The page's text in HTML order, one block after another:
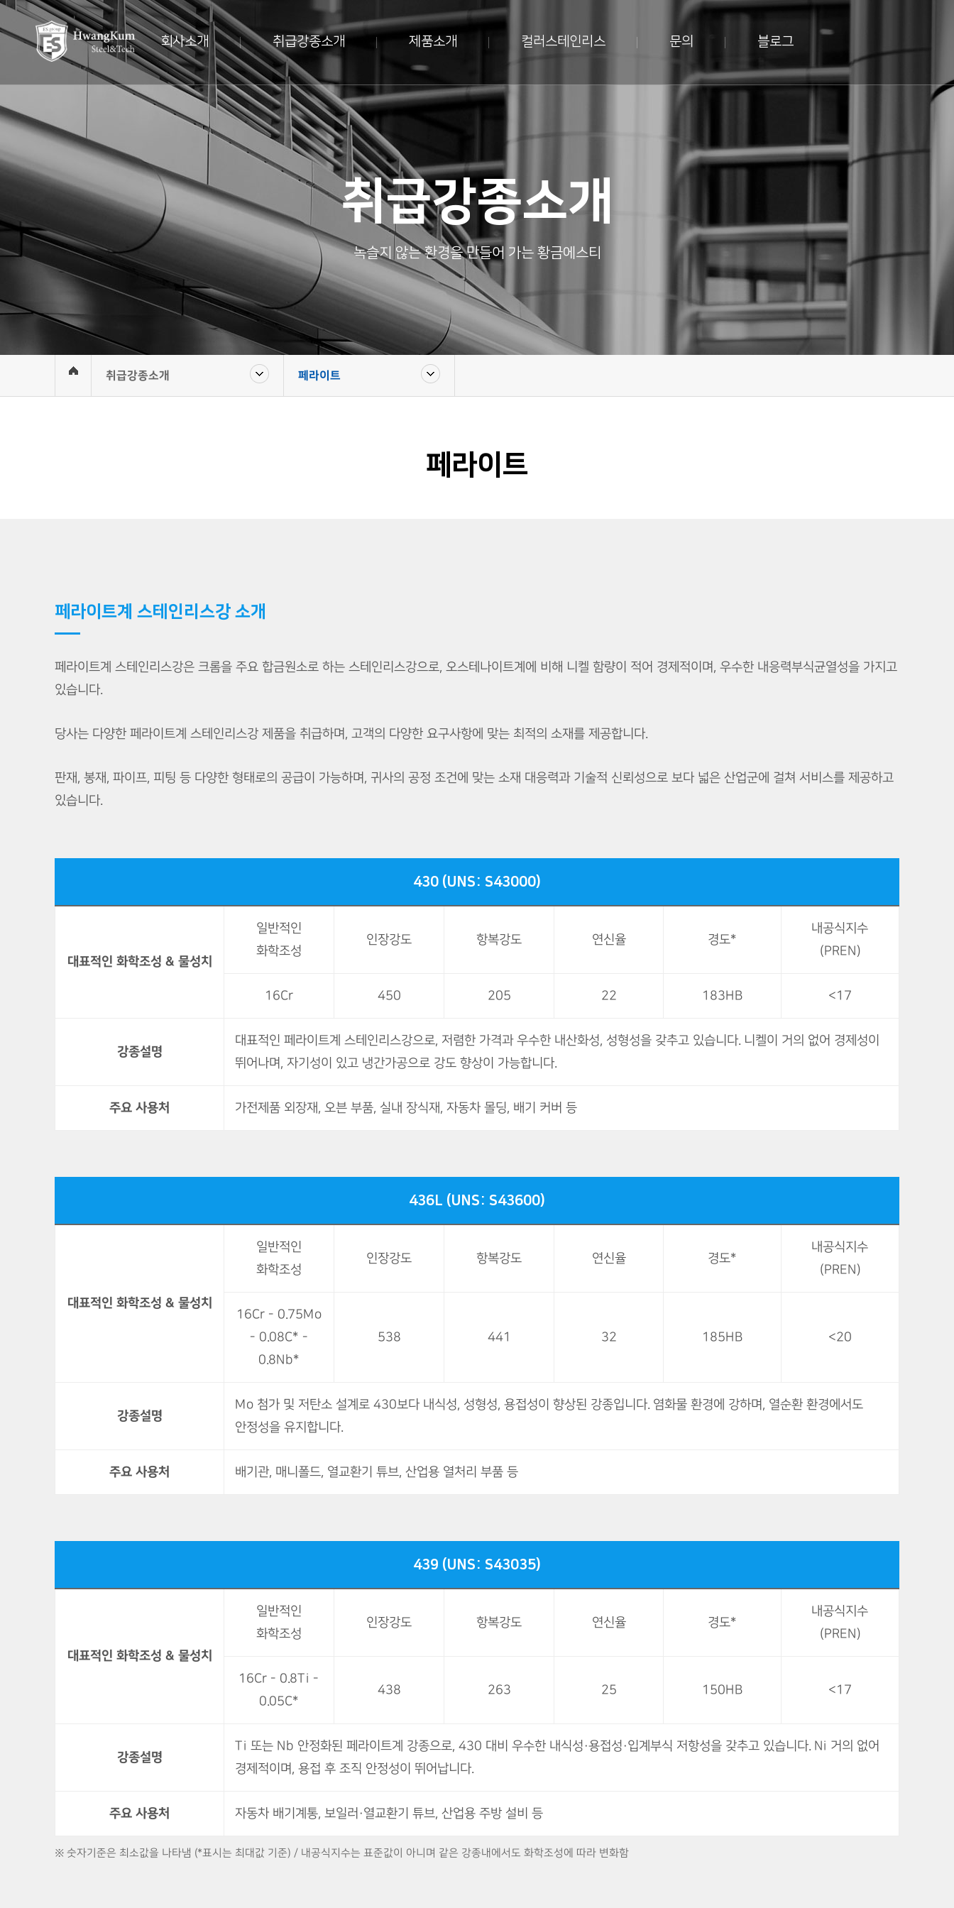
회사소개 취급강종소개 제품소개 컬러스테인리스 문의 블로그
취급강종소개
녹슬지 않는 환경을 만들어 가는 황금에스티
취급강종소개 페라이트
페라이트
페라이트계 스테인리스강 소개
페라이트계 스테인리스강은 크롬을 주요 합금원소로 하는 스테인리스강으로, 오스테나이트계에 비해 니켈 함량이 적어 경제적이며, 우수한 내응력부식균열성을 가지고
있습니다.
당사는 다양한 페라이트계 스테인리스강 제품을 취급하며, 고객의 다양한 요구사항에 맞는 최적의 소재를 제공합니다.
판재, 봉재, 파이프, 피팅 등 다양한 형태로의 공급이 가능하며, 귀사의 공정 조건에 맞는 소재 대응력과 기술적 신뢰성으로 보다 넓은 산업군에 걸쳐 서비스를 제공하고
있습니다.
430 (UNS: S43000)
대표적인 화학조성 & 물성치
일반적인
화학조성
인장강도 항복강도 연신율 경도*
내공식지수
(PREN)
16Cr 450 205 22 183HB <17
강종설명
대표적인 페라이트계 스테인리스강으로, 저렴한 가격과 우수한 내산화성, 성형성을 갖추고 있습니다. 니켈이 거의 없어 경제성이
뛰어나며, 자기성이 있고 냉간가공으로 강도 향상이 가능합니다.
주요 사용처 가전제품 외장재, 오븐 부품, 실내 장식재, 자동차 몰딩, 배기 커버 등
436L (UNS: S43600)
대표적인 화학조성 & 물성치
일반적인
화학조성
인장강도 항복강도 연신율 경도*
내공식지수
(PREN)
16Cr - 0.75Mo
- 0.08C* -
0.8Nb*
538 441 32 185HB <20
강종설명
Mo 첨가 및 저탄소 설계로 430보다 내식성, 성형성, 용접성이 향상된 강종입니다. 염화물 환경에 강하며, 열순환 환경에서도
안정성을 유지합니다.
주요 사용처 배기관, 매니폴드, 열교환기 튜브, 산업용 열처리 부품 등
439 (UNS: S43035)
대표적인 화학조성 & 물성치
일반적인
화학조성
인장강도 항복강도 연신율 경도*
내공식지수
(PREN)
16Cr - 0.8Ti -
0.05C*
438 263 25 150HB <17
강종설명
Ti 또는 Nb 안정화된 페라이트계 강종으로, 430 대비 우수한 내식성·용접성·입계부식 저항성을 갖추고 있습니다. Ni 거의 없어
경제적이며, 용접 후 조직 안정성이 뛰어납니다.
주요 사용처 자동차 배기계통, 보일러·열교환기 튜브, 산업용 주방 설비 등
※ 숫자기준은 최소값을 나타냄 (*표시는 최대값 기준) / 내공식지수는 표준값이 아니며 같은 강종내에서도 화학조성에 따라 변화함